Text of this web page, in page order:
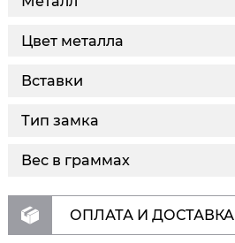
Цвет металла
Вставки
Тип замка
Вес в граммах
ОПЛАТА И ДОСТАВКА